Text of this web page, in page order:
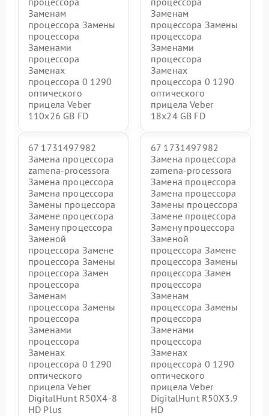
Заменам
процессора Замены
процессора
Заменами
процессора
Заменах
процессора 0 1290
оптического
прицела Veber
110х26 GB FD
Заменам
процессора Замены
процессора
Заменами
процессора
Заменах
процессора 0 1290
оптического
прицела Veber
18x24 GB FD
67 1731497982
Замена процессора
zamena-processora
Замена процессора
Замена процессора
Замены процессора
Замене процессора
Замену процессора
Заменой
процессора Замене
процессора Замены
процессора Замен
процессора
Заменам
процессора Замены
процессора
Заменами
процессора
Заменах
процессора 0 1290
оптического
прицела Veber
DigitalHunt R50X4-8
HD Plus
67 1731497982
Замена процессора
zamena-processora
Замена процессора
Замена процессора
Замены процессора
Замене процессора
Замену процессора
Заменой
процессора Замене
процессора Замены
процессора Замен
процессора
Заменам
процессора Замены
процессора
Заменами
процессора
Заменах
процессора 0 1290
оптического
прицела Veber
DigitalHunt R50X3.9
HD